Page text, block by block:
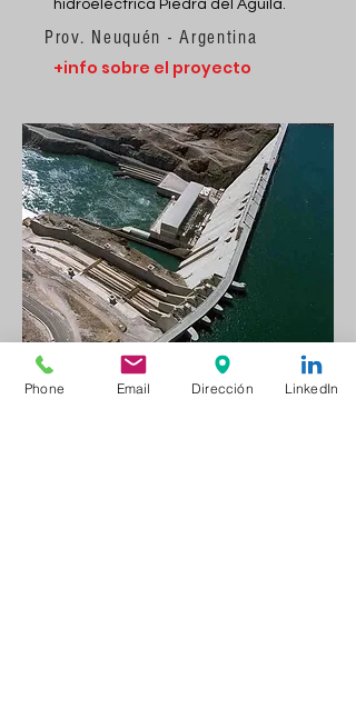
hidroeléctrica Piedra del Águila.
Prov. Neuquén - Argentina
+info sobre el proyecto
Presa y C.H. Futaleufú
Phone Email Dirección LinkedIn